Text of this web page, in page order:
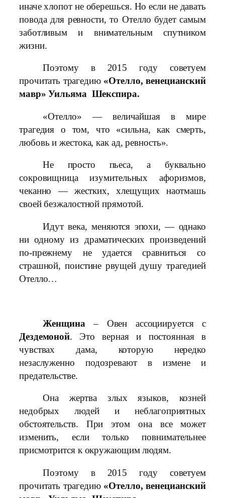
иначе хлопот не оберешься. Но если не давать
повода для ревности, то Отелло будет самым
заботливым и внимательным спутником
жизни.
Поэтому в 2015 году советуем
прочитать трагедию «Отелло, венецианский
мавр» Уильяма Шекспира.
«Отелло» — величайшая в мире
трагедия о том, что «сильна, как смерть,
любовь и жестока, как ад, ревность».
Не просто пьеса, а буквально
сокровищница изумительных афоризмов,
чеканно — жестких, хлещущих наотмашь
своей безжалостной прямотой.
Идут века, меняются эпохи, — однако
ни одному из драматических произведений
по-прежнему не удается сравниться со
страшной, поистине рвущей душу трагедией
Отелло…
Женщина – Овен ассоциируется с
Дездемоной. Это верная и постоянная в
чувствах дама, которую нередко
незаслуженно подозревают в измене и
предательстве.
Она жертва злых языков, козней
недобрых людей и неблагоприятных
обстоятельств. При этом она все может
изменить, если только повнимательнее
присмотрится к окружающим людям.
Поэтому в 2015 году советуем
прочитать трагедию «Отелло, венецианский